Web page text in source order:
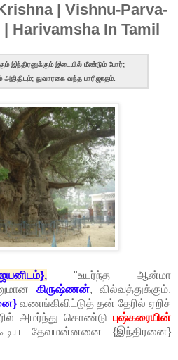
| Vishnu-Parva-
| Harivamsha In Tamil
இந்திரனுக்கும் இடையில் மீண்டும் போர்;
துவாரகை வந்த பாரிஜாதம்.
"உயர்ந்த ஆன்மா
கிருஷ்ணன், வில்வத்துக்கும்,
வணங்கிவிட்டுத் தன் தேரில் ஏறிச்
அமர்ந்து கொண்டு புஷ்கரையின்
தேவமன்னனை {இந்திரனை}